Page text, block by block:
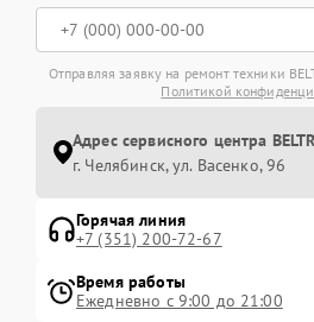
Отправляя заявку на ремонт техники
Политикой
Адрес сервисного центра
г. Челябинск, ул. Васенко, 96
Горячая линия
+7 (351) 200-72-67
Время работы
Ежедневно с 9:00 до 21:00